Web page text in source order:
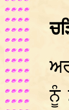
ਨੂੰ